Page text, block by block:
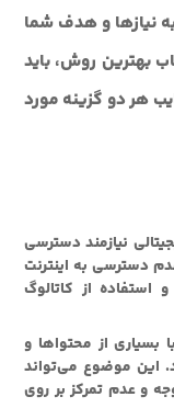
نیازها و هدف شما
بهترین روش، باید
هر دو گزینه مورد
نیازمند دسترسی
دسترسی به اینترنت
استفاده از کاتالوگ
بسیاری از محتواها و
این موضوع می‌تواند
و عدم تمرکز بر روی